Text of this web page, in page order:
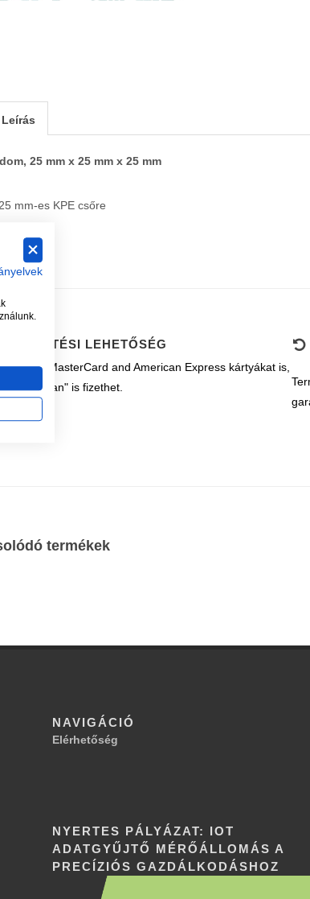
Leírás
25 mm x 25 mm x 25 mm
mm-es KPE csőre
FIZETÉSI LEHETŐSÉG
Visa, MasterCard and American Express kártyákat is,
is fizethet.
termékek
NAVIGÁCIÓ
Elérhetőség
NYERTES PÁLYÁZAT: IOT
ADATGYŰJTŐ MÉRŐÁLLOMÁS A
PRECÍZIÓS GAZDÁLKODÁSHOZ